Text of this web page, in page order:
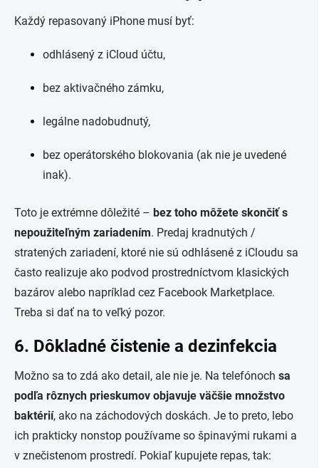
Každý repasovaný iPhone musí byť:
odhlásený z iCloud účtu,
bez aktivačného zámku,
legálne nadobudnutý,
bez operátorského blokovania (ak nie je uvedené
inak).
Toto je extrémne dôležité – bez toho môžete skončiť s
nepoužiteľným zariadením. Predaj kradnutých /
stratených zariadení, ktoré nie sú odhlásené z iCloudu sa
často realizuje ako podvod prostredníctvom klasických
bazárov alebo napríklad cez Facebook Marketplace.
Treba si dať na to veľký pozor.
6. Dôkladné čistenie a dezinfekcia
Možno sa to zdá ako detail, ale nie je. Na telefónoch sa
podľa rôznych prieskumov objavuje väčšie množstvo
baktérií, ako na záchodových doskách. Je to preto, lebo
ich prakticky nonstop používame so špinavými rukami a
v znečistenom prostredí. Pokiaľ kupujete repas, tak: